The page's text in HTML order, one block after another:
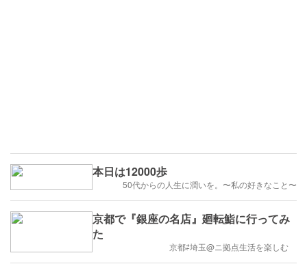
本日は12000歩
50代からの人生に潤いを。〜私の好きなこと〜
京都で『銀座の名店』廻転鮨に行ってみ
た
京都⇄埼玉@ニ拠点生活を楽しむ